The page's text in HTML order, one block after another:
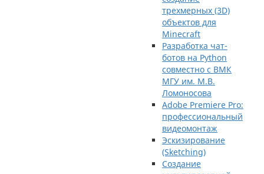
трехмерных (3D)
объектов для
Minecraft
Разработка чат-
ботов на Python
совместно с ВМК
МГУ им. М.В.
Ломоносова
Adobe Premiere Pro:
профессиональный
видеомонтаж
Эскизирование
(Sketching)
Создание